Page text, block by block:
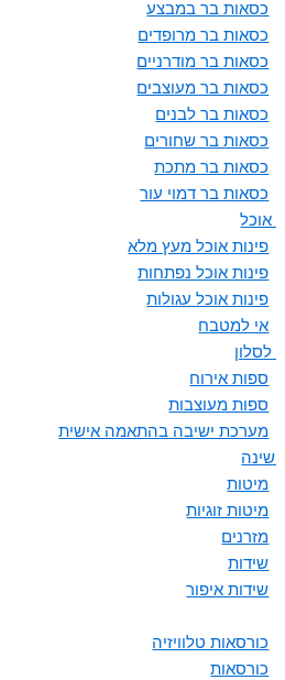
כסאות בר במבצע
כסאות בר מרופדים
כסאות בר מודרניים
כסאות בר מעוצבים
כסאות בר לבנים
כסאות בר שחורים
כסאות בר מתכת
כסאות בר דמוי עור
אוכל
פינות אוכל מעץ מלא
פינות אוכל נפתחות
פינות אוכל עגולות
אי למטבח
לסלון
ספות אירוח
ספות מעוצבות
מערכת ישיבה בהתאמה אישית
שינה
מיטות
מיטות זוגיות
מזרנים
שידות
שידות איפור
כורסאות טלוויזיה
כורסאות